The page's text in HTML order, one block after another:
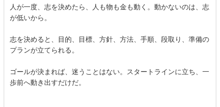
人が一度、志を決めたら、人も物も金も動く。動かないのは、志
が低いから。
志を決めると、目的、目標、方針、方法、手順、段取り、準備の
プランが立てられる。
ゴールが決まれば、迷うことはない。スタートラインに立ち、一
歩前へ動き出すだけだ。